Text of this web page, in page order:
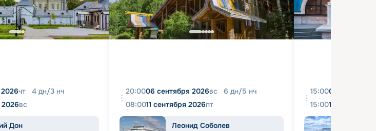
чт 4 дн/3 нч
2026вс
Дон
20:0006 сентября 2026вс 6 дн/5 нч
08:0011 сентября 2026пт
Леонид Соболев
15:0008 августа
15:0018 августа